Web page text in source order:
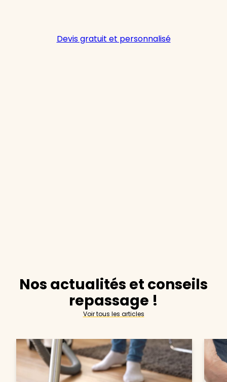
Devis gratuit et personnalisé
Nos actualités et conseils
repassage !
Voir tous les articles